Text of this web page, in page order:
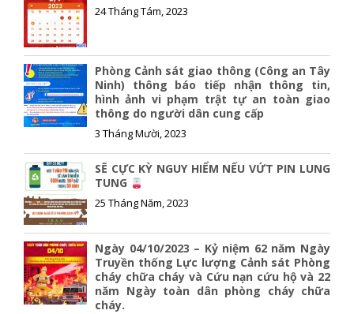
24 Tháng Tám, 2023
Phòng Cảnh sát giao thông (Công an Tây
Ninh) thông báo tiếp nhận thông tin,
hình ảnh vi phạm trật tự an toàn giao
thông do người dân cung cấp
3 Tháng Mười, 2023
SẼ CỰC KỲ NGUY HIỂM NẾU VỨT PIN LUNG
TUNG
25 Tháng Năm, 2023
Ngày 04/10/2023 – Kỷ niệm 62 năm Ngày
Truyền thống Lực lượng Cảnh sát Phòng
cháy chữa cháy và Cứu nạn cứu hộ và 22
năm Ngày toàn dân phòng cháy chữa
cháy.